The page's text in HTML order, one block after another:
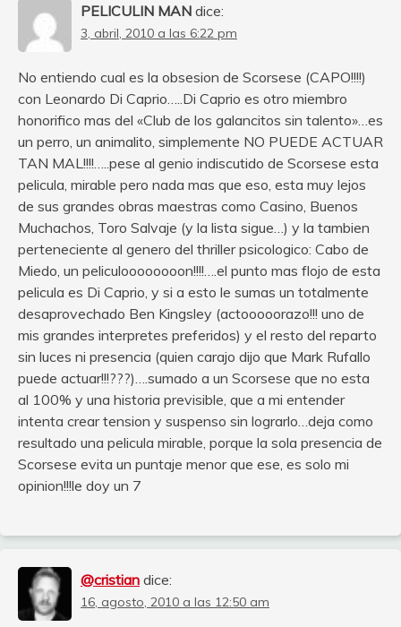
PELICULIN MAN dice:
3, abril, 2010 a las 6:22 pm
No entiendo cual es la obsesion de Scorsese (CAPO!!!!)
con Leonardo Di Caprio…..Di Caprio es otro miembro
honorifico mas del «Club de los galancitos sin talento»…es
un perro, un animalito, simplemente NO PUEDE ACTUAR
TAN MAL!!!!…..pese al genio indiscutido de Scorsese esta
pelicula, mirable pero nada mas que eso, esta muy lejos
de sus grandes obras maestras como Casino, Buenos
Muchachos, Toro Salvaje (y la lista sigue…) y la tambien
perteneciente al genero del thriller psicologico: Cabo de
Miedo, un peliculoooooooon!!!!….el punto mas flojo de esta
pelicula es Di Caprio, y si a esto le sumas un totalmente
desaprovechado Ben Kingsley (actooooorazo!!! uno de
mis grandes interpretes preferidos) y el resto del reparto
sin luces ni presencia (quien carajo dijo que Mark Rufallo
puede actuar!!!???)….sumado a un Scorsese que no esta
al 100% y una historia previsible, que a mi entender
intenta crear tension y suspenso sin lograrlo…deja como
resultado una pelicula mirable, porque la sola presencia de
Scorsese evita un puntaje menor que ese, es solo mi
opinion!!!le doy un 7
@cristian dice:
16, agosto, 2010 a las 12:50 am